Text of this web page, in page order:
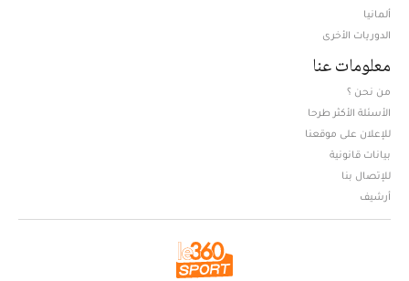
ألمانيا
الدوريات الأخرى
معلومات عنا
من نحن ؟
الأسئلة الأكثر طرحا
للإعلان على موقعنا
بيانات قانونية
للإتصال بنا
أرشيف